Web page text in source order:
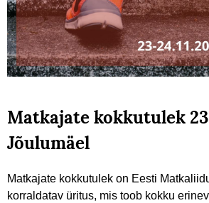
Matkajate kokkutulek
Jõulumäel
Matkajate kokkutulek on Eesti
korraldatav üritus, mis toob kokku